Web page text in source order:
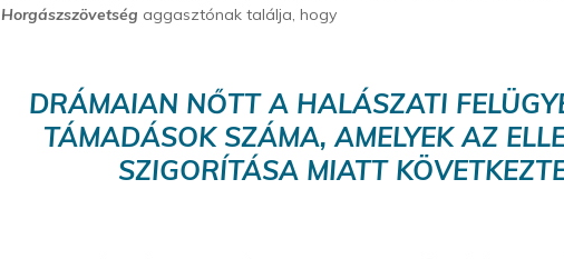
Horgászszövetség aggasztónak találja, hogy
DRÁMAIAN NŐTT A HALÁSZATI
TÁMADÁSOK SZÁMA, AMELYEK AZ
SZIGORÍTÁSA MIATT